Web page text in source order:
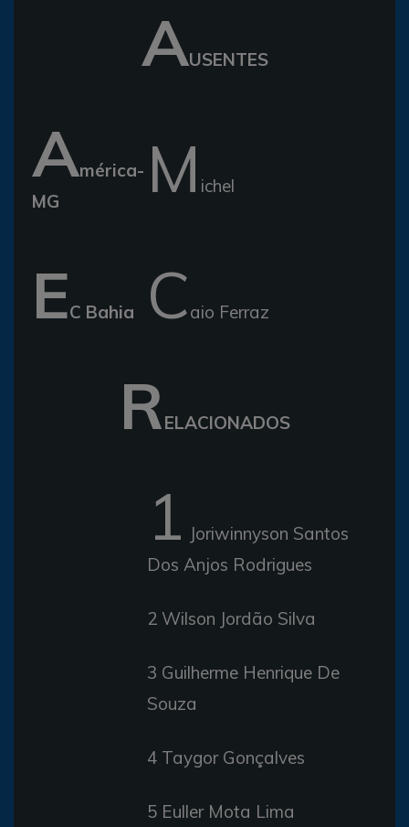
AUSENTES
América-
MG
M ichel
EC Bahia Caio Ferraz
RELACIONADOS
1 Joriwinnyson Santos
Dos Anjos Rodrigues
2 Wilson Jordão Silva
3 Guilherme Henrique De
Souza
4 Taygor Gonçalves
5 Euller Mota Lima